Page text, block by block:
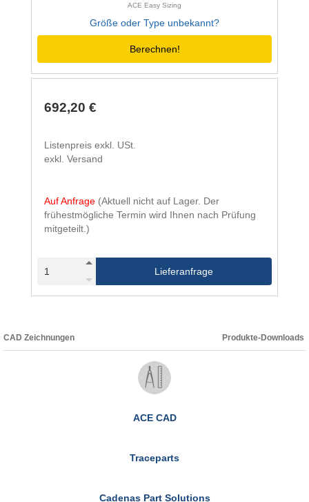
ACE Easy Sizing
Größe oder Type unbekannt?
Berechnen!
692,20 €
Listenpreis exkl. USt.
exkl. Versand
Auf Anfrage (Aktuell nicht auf Lager. Der
frühestmögliche Termin wird Ihnen nach Prüfung
mitgeteilt.)
Lieferanfrage
CAD Zeichnungen Produkte-Downloads
ACE CAD
Traceparts
Cadenas Part Solutions